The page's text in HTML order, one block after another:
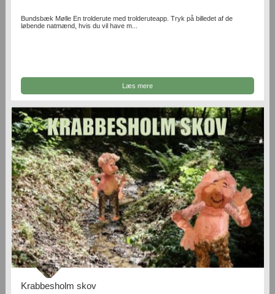
Bundsbæk Mølle En trolderute med trolderuteapp. Tryk på billedet af de
løbende natmænd, hvis du vil have m...
Læs mere
Krabbesholm skov